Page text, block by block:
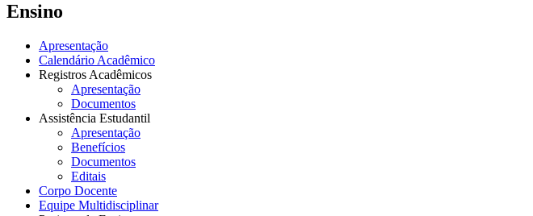
Ensino
Apresentação
Calendário Acadêmico
Registros Acadêmicos
Apresentação
Documentos
Assistência Estudantil
Apresentação
Benefícios
Documentos
Editais
Corpo Docente
Equipe Multidisciplinar